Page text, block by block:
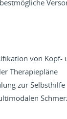
von Kopf-
Therapiepläne
zur Selbsthilfe